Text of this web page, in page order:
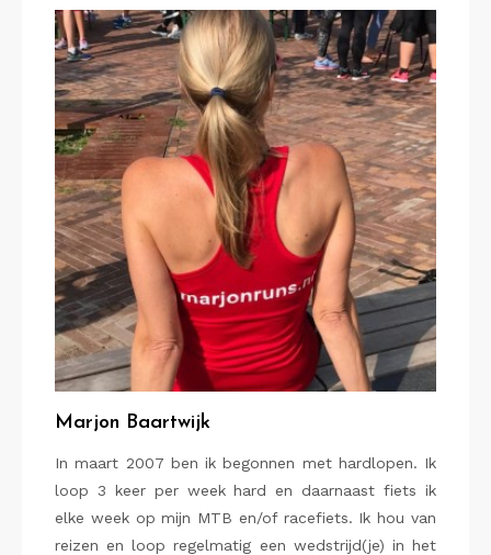
Marjon Baartwijk
In maart 2007 ben ik begonnen met hardlopen. Ik
loop 3 keer per week hard en daarnaast fiets ik
elke week op mijn MTB en/of racefiets. Ik hou van
reizen en loop regelmatig een wedstrijd(je) in het